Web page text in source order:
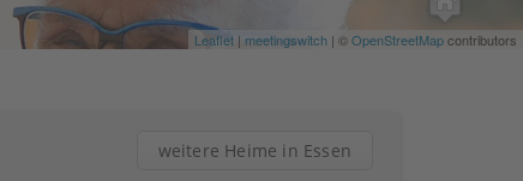
Leaflet | meetingswitch | ©OpenStreetMapcontributors
weitere Heime in Essen